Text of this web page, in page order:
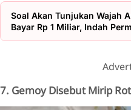
Soal Akan Tunjukan Wajah
Bayar Rp 1 Miliar, Indah
7. Gemoy Disebut Mirip